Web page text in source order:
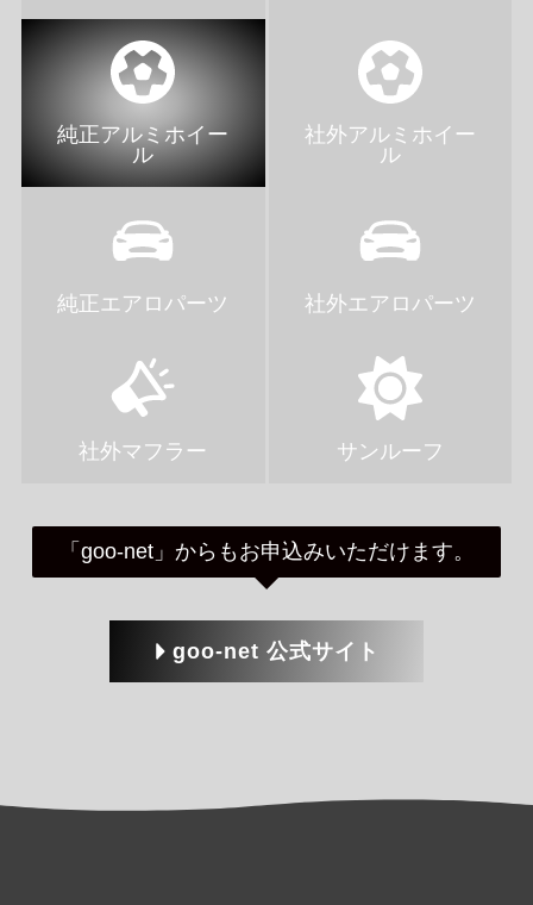
純正アルミホイー
ル
社外アルミホイー
ル
純正エアロパーツ 社外エアロパーツ
社外マフラー サンルーフ
「goo-net」からもお申込みいただけます。
goo-net 公式サイト